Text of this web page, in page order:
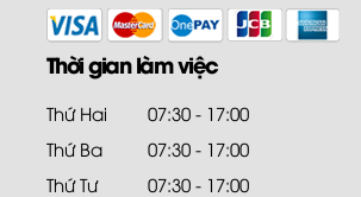
Thời gian làm việc
Thứ Hai
07:30 - 17:00
Thứ Ba
07:30 - 17:00
Thứ Tư
07:30 - 17:00